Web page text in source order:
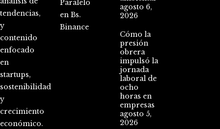
tendencias,
y
contenido
enfocado
en
startups,
sostenibilidad
y
crecimiento
económico.
Paralelo
en Bs.
Binance
agosto 6,
2026
Cómo la
presión
obrera
impulsó la
jornada
laboral de
ocho
horas en
empresas
agosto 5,
2026